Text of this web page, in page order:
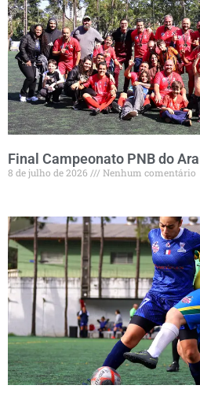
Final Campeonato PNB do
8 de julho de 2026 Nenhum comentário